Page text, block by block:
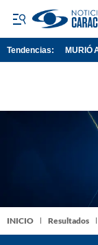
Tendencias: MURIÓ
INICIO Resultados